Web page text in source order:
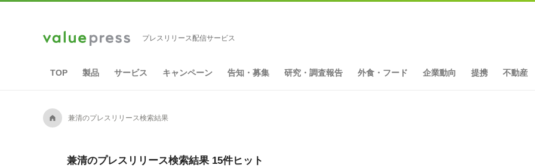
プレスリリース配信サービス
TOP 製品 サービス キャンペーン 告知・募集 研究・調査報告 外食・フード 企業動向 提携 不動産
A 兼清のプレスリリース検索結果
兼清のプレスリリース検索結果 15件ヒット